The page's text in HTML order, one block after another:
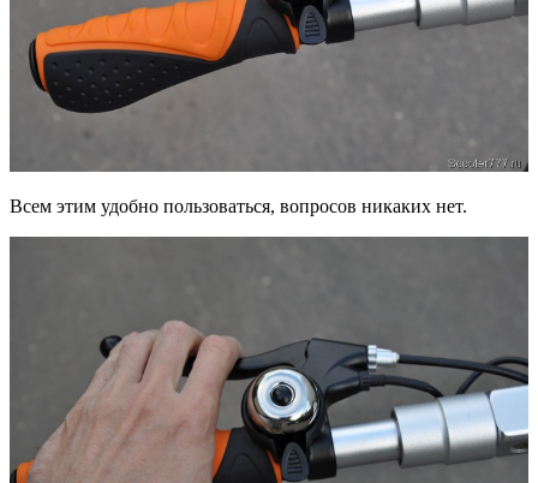
Всем этим удобно пользоваться, вопросов никаких нет.